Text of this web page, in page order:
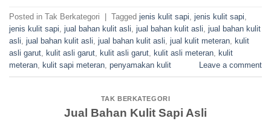
Posted in Tak Berkategori Tagged jenis kulit sapi, jenis kulit sapi,
jenis kulit sapi, jual bahan kulit asli, jual bahan kulit asli, jual bahan kulit
asli, jual bahan kulit asli, jual bahan kulit asli, jual kulit meteran, kulit
asli garut, kulit asli garut, kulit asli garut, kulit asli meteran, kulit
meteran, kulit sapi meteran, penyamakan kulit Leave a comment
TAK BERKATEGORI
Jual Bahan Kulit Sapi Asli